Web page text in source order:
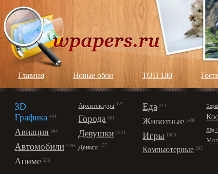
Главная Новые обои ТОП 100
3D
Графика 444
Авиация 344
Автомобили 3296
Аниме 536
Архитектура 127
Города 601
Девушки 1921
Деньги 157
Еда 314
Животные 1488
Игры 1003
Компьютерные 242
Лёд